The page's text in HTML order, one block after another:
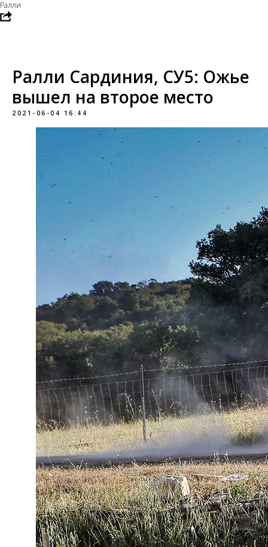
Ралли
Ралли Сардиния, СУ5: Ожье
вышел на второе место
2021-06-04 16:44